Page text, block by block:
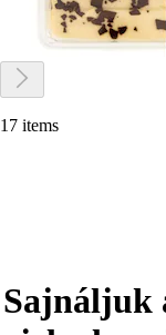
17 items
Sajnáljuk